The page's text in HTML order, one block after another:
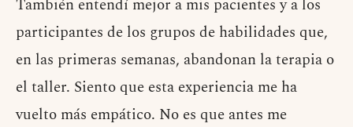
También entendí mejor a mis pacientes y a los
participantes de los grupos de habilidades que,
en las primeras semanas, abandonan la terapia o
el taller. Siento que esta experiencia me ha
vuelto más empático. No es que antes me